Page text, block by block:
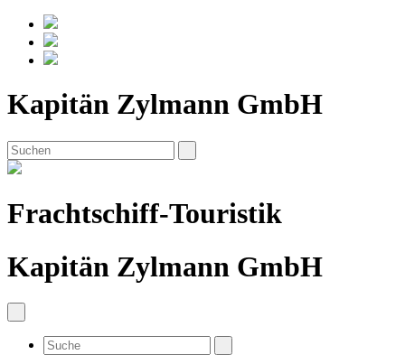
Kapitän Zylmann GmbH
Frachtschiff-Touristik
Kapitän Zylmann GmbH